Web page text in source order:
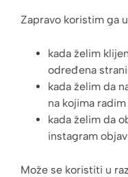
Zapravo koristim ga
kada želim
određena
kada želim da
na kojima radim
kada želim da
instagram
Može se koristiti u